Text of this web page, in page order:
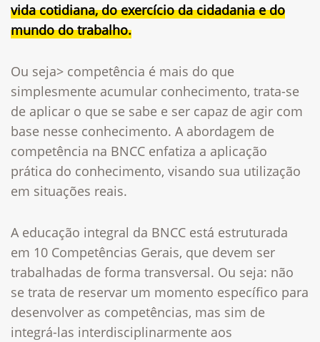
vida cotidiana, do exercício da cidadania e do
mundo do trabalho.
Ou seja> competência é mais do que
simplesmente acumular conhecimento, trata-se
de aplicar o que se sabe e ser capaz de agir com
base nesse conhecimento. A abordagem de
competência na BNCC enfatiza a aplicação
prática do conhecimento, visando sua utilização
em situações reais.
A educação integral da BNCC está estruturada
em 10 Competências Gerais, que devem ser
trabalhadas de forma transversal. Ou seja: não
se trata de reservar um momento específico para
desenvolver as competências, mas sim de
integrá-las interdisciplinarmente aos